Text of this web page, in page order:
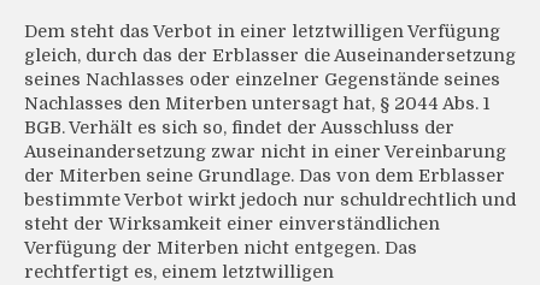
Dem steht das Verbot in einer letztwilligen Verfügung
gleich, durch das der Erblasser die Auseinandersetzung
seines Nachlasses oder einzelner Gegenstände seines
Nachlasses den Miterben untersagt hat, § 2044 Abs. 1
BGB. Verhält es sich so, findet der Ausschluss der
Auseinandersetzung zwar nicht in einer Vereinbarung
der Miterben seine Grundlage. Das von dem Erblasser
bestimmte Verbot wirkt jedoch nur schuldrechtlich und
steht der Wirksamkeit einer einverständlichen
Verfügung der Miterben nicht entgegen. Das
rechtfertigt es, einem letztwilligen